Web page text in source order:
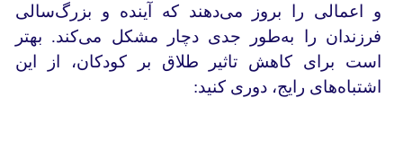
و اعمالی را بروز می‌دهند که آینده و بزرگ‌سالی
فرزندان را به‌طور جدی دچار مشکل می‌کند. بهتر
است برای کاهش تاثیر طلاق بر کودکان، از این
اشتباه‌های رایج‌، دوری کنید: